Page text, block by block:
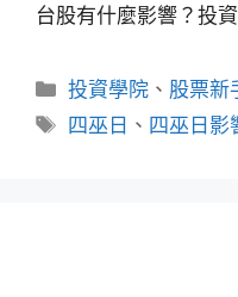
台股有什麼影響？投
分
類
投資學院 、 股票新
標
四巫日 、 四巫日影